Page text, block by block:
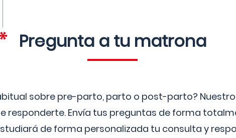
Pregunta a tu matrona
sobre pre-parto, parto o post-parto?
responderte. Envía tus preguntas de forma
de forma personalizada tu consulta y